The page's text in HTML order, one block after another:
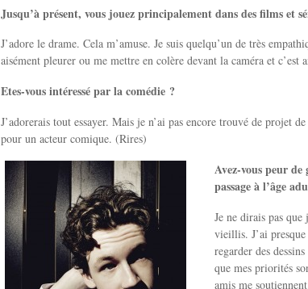
Jusqu’à présent, vous jouez principalement dans des films et
J’adore le drame. Cela m’amuse. Je suis quelqu’un de très
aisément pleurer ou me mettre en colère devant la caméra et c’est
Etes-vous intéressé par la comédie ?
J’adorerais tout essayer. Mais je n’ai pas encore trouvé de projet
pour un acteur comique. (Rires)
Avez-vous peur
passage à l’âge
Je ne dirais pas
vieillis. J’ai
regarder des
que mes priorités
amis me